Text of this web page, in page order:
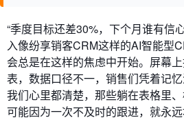
“季度目标还差30%，下个月谁有信
入像纷享销客CRM这样的AI智能型
会总是在这样的焦虑中开始。屏幕
表，数据口径不一，销售们凭着记忆
我们心里都清楚，那些躺在表格里
可能因为一次不及时的跟进，就永远